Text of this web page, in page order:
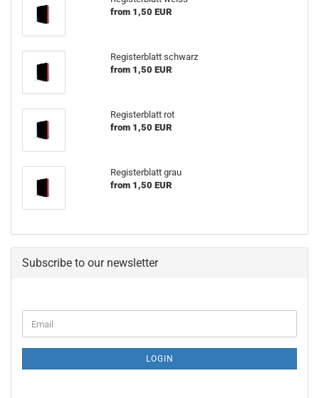
from 1,50 EUR
Registerblatt schwarz
from 1,50 EUR
Registerblatt rot
from 1,50 EUR
Registerblatt grau
from 1,50 EUR
Subscribe to our newsletter
TO
PAGE
Email
LOGIN